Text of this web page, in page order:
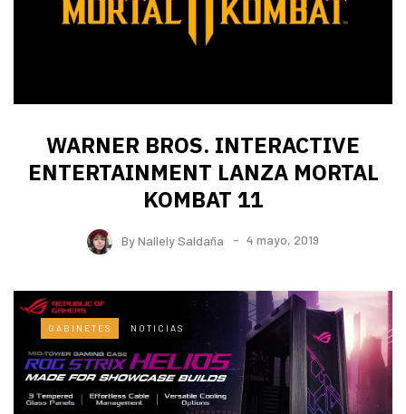
WARNER BROS. INTERACTIVE
ENTERTAINMENT LANZA MORTAL
KOMBAT 11
ByNallely Saldaña 4 mayo, 2019
GABINETES NOTICIAS